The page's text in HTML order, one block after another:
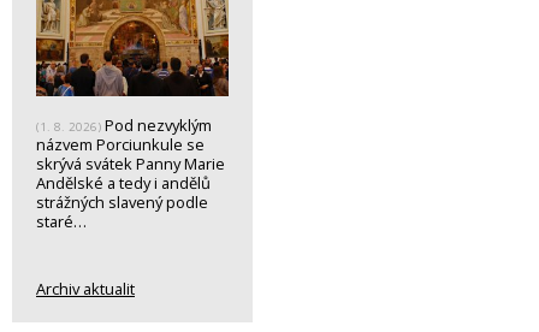
(1. 8. 2026) Pod nezvyklým
názvem Porciunkule se
skrývá svátek Panny Marie
Andělské a tedy i andělů
strážných slavený podle
staré…
Archiv aktualit